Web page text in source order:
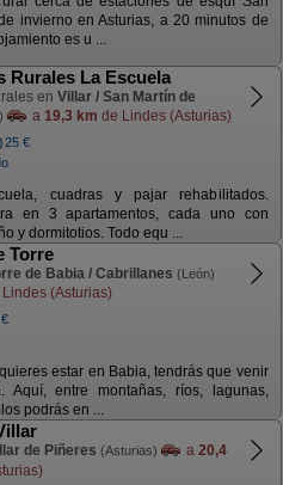
invierno en Asturias, a 20 minutos de
es u ...
Rurales La Escuela
en Villar / San Martín de
a 19,3 km de Lindes (Asturias)
25 €
cuadras y pajar rehabilitados.
en 3 apartamentos, cada uno con
y dormitotios. Todo equ ...
Torre
de Babia / Cabrillanes (León)
(Asturias)
estar en Babia, tendrás que venir
Aquí, entre montañas, ríos, lagunas,
podrás en ...
de Piñeres (Asturias) a 20,4